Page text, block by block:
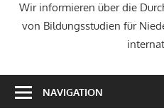
Wir informieren über die
von Bildungsstudien für
NAVIGATION